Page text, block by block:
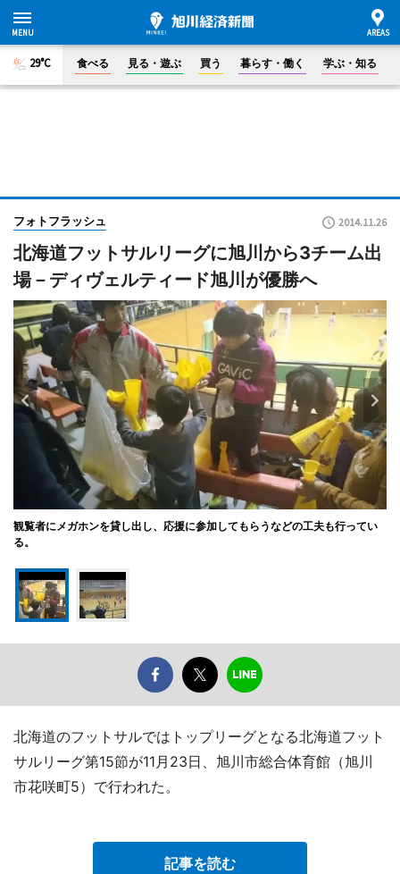
29°C 食べる 見る・遊ぶ 買う 暮らす・働く 学ぶ・知る
フォトフラッシュ 2014.11.26
北海道フットサルリーグに旭川から3チーム出
場－ディヴェルティード旭川が優勝へ
観覧者にメガホンを貸し出し、応援に参加してもらうなどの工夫も行ってい
る。
北海道のフットサルではトップリーグとなる北海道フット
サルリーグ第15節が11月23日、旭川市総合体育館（旭川
市花咲町5）で行われた。
記事を読む